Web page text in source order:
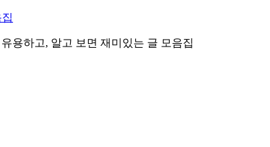
용하고, 알고 보면 재미있는 글 모음집